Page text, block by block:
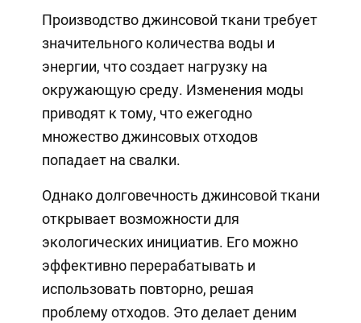
Производство джинсовой ткани требует
значительного количества воды и
энергии, что создает нагрузку на
окружающую среду. Изменения моды
приводят к тому, что ежегодно
множество джинсовых отходов
попадает на свалки.
Однако долговечность джинсовой ткани
открывает возможности для
экологических инициатив. Его можно
эффективно перерабатывать и
использовать повторно, решая
проблему отходов. Это делает деним